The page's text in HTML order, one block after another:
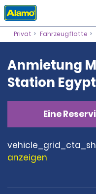
Privat Fahrzeugflotte
Anmietung
Station Egypt
Eine
anzeigen